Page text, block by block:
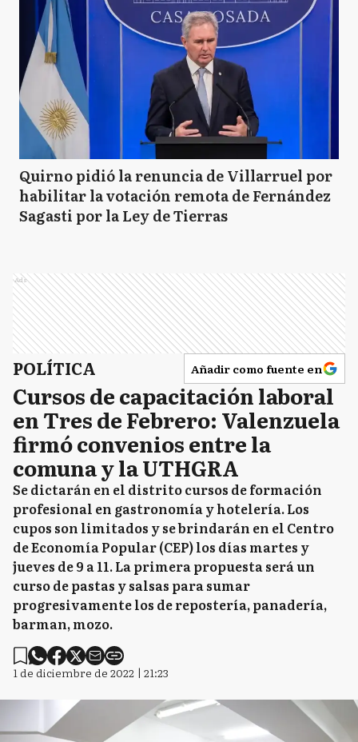
Quirno pidió la renuncia de Villarruel por
habilitar la votación remota de Fernández
Sagasti por la Ley de Tierras
Ads
POLÍTICA Añadir como fuente en
Cursos de capacitación laboral
en Tres de Febrero: Valenzuela
firmó convenios entre la
comuna y la UTHGRA
Se dictarán en el distrito cursos de formación
profesional en gastronomía y hotelería. Los
cupos son limitados y se brindarán en el Centro
de Economía Popular (CEP) los días martes y
jueves de 9 a 11. La primera propuesta será un
curso de pastas y salsas para sumar
progresivamente los de repostería, panadería,
barman, mozo.
1 de diciembre de 2022 | 21:23